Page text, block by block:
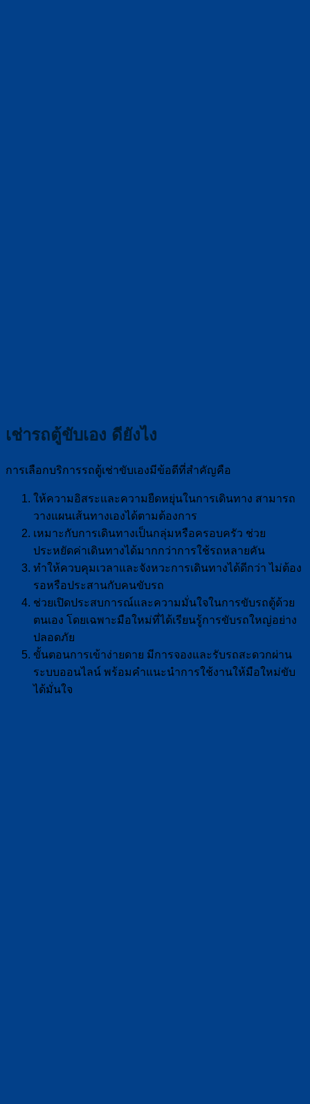
เช่ารถตู้ขับเอง ดียังไง
การเลือกบริการรถตู้เช่าขับเองมีข้อดีที่สำคัญคือ
ให้ความอิสระและความยืดหยุ่นในการเดินทาง สามารถ
วางแผนเส้นทางเองได้ตามต้องการ
เหมาะกับการเดินทางเป็นกลุ่มหรือครอบครัว ช่วย
ประหยัดค่าเดินทางได้มากกว่าการใช้รถหลายคัน
ทำให้ควบคุมเวลาและจังหวะการเดินทางได้ดีกว่า ไม่ต้อง
รอหรือประสานกับคนขับรถ
ช่วยเปิดประสบการณ์และความมั่นใจในการขับรถตู้ด้วย
ตนเอง โดยเฉพาะมือใหม่ที่ได้เรียนรู้การขับรถใหญ่อย่าง
ปลอดภัย
ขั้นตอนการเข้าง่ายดาย มีการจองและรับรถสะดวกผ่าน
ระบบออนไลน์ พร้อมคำแนะนำการใช้งานให้มือใหม่ขับ
ได้มั่นใจ